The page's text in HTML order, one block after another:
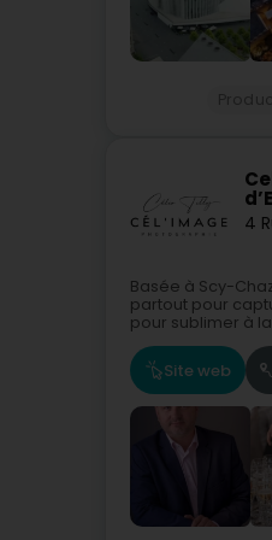
4
Basée à Scy-
partout pour
pour sublimer à la
Site web